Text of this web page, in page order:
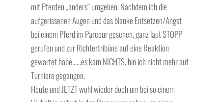
mit Pferden „anders“ umgehen. Nachdem ich die
aufgerissenen Augen und das blanke Entsetzen/Angst
bei einem Pferd im Parcour gesehen, ganz laut STOPP
gerufen und zur Richtertribüne auf eine Reaktion
gewartet habe……es kam NICHTS, bin ich nicht mehr auf
Turniere gegangen.
Heute und JETZT wohl wieder doch um bei so einem